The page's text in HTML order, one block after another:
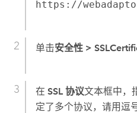
https://
单击安全性 >
在 SSL 协议文本框中，
定了多个协议，请用逗